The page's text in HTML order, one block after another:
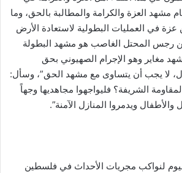
مشهد العزة والكرامة والمطالبة بالحق، وما
في العمليات البطولية لاستعادة الأرض
رجس المحتل الغاصب هو مشهد البطولة
مغاير وهو الإجرام الصهيوني بحق
لا يجب أن يتساوى مع مشهد الحق”، وسأل:
الشريفة؟ فليواجهوا مجاهديها وجهاً
والأطفال ويدمروا المنازل الآمنة”.
لنواكب مجريات الأحداث في فلسطين